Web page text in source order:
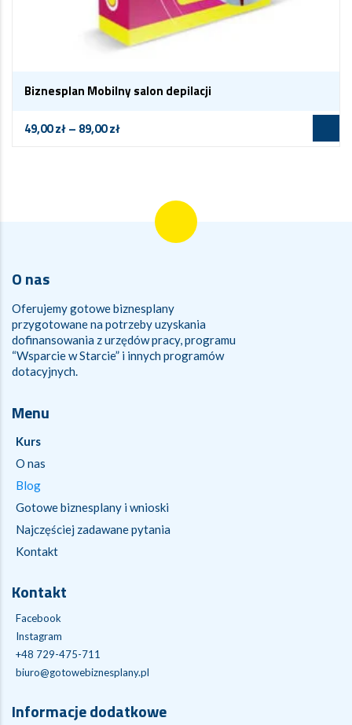
Biznesplan Mobilny salon depilacji
49,00zł– 89,00zł
O nas
Oferujemy gotowe biznesplany
przygotowane na potrzeby uzyskania
dofinansowania z urzędów pracy, programu
“Wsparcie w Starcie” i innych programów
dotacyjnych.
Menu
Kurs
O nas
Blog
Gotowe biznesplany i wnioski
Najczęściej zadawane pytania
Kontakt
Kontakt
Facebook
Instagram
+48 729-475-711
biuro@gotowebiznesplany.pl
Informacje dodatkowe